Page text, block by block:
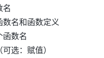
名
数名和函数定义
函数名
选：赋值）